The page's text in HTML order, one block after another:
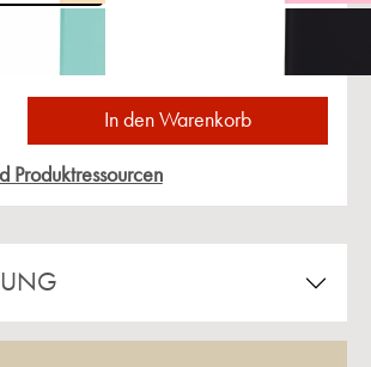
Gib den gewünschten Wert
In den Warenkorb
Produktressourcen